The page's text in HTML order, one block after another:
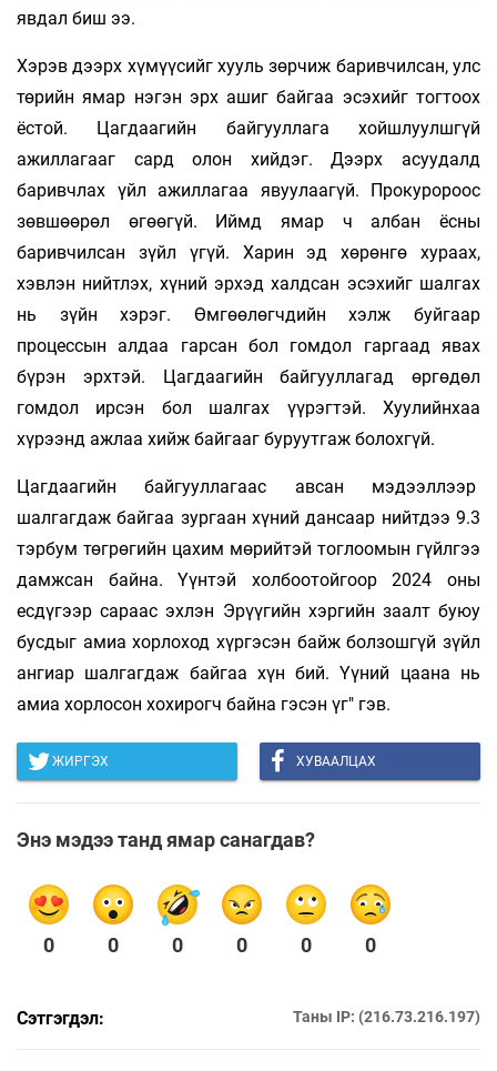
явдал биш ээ.
Хэрэв дээрх хүмүүсийг хууль зөрчиж баривчилсан, улс
төрийн ямар нэгэн эрх ашиг байгаа эсэхийг тогтоох
ёстой. Цагдаагийн байгууллага хойшлуулшгүй
ажиллагааг сард олон хийдэг. Дээрх асуудалд
баривчлах үйл ажиллагаа явуулаагүй. Прокуророос
зөвшөөрөл өгөөгүй. Иймд ямар ч албан ёсны
баривчилсан зүйл үгүй. Харин эд хөрөнгө хураах,
хэвлэн нийтлэх, хүний эрхэд халдсан эсэхийг шалгах
нь зүйн хэрэг. Өмгөөлөгчдийн хэлж буйгаар
процессын алдаа гарсан бол гомдол гаргаад явах
бүрэн эрхтэй. Цагдаагийн байгууллагад өргөдөл
гомдол ирсэн бол шалгах үүрэгтэй. Хуулийнхаа
хүрээнд ажлаа хийж байгааг буруутгаж болохгүй.
Цагдаагийн байгууллагаас авсан мэдээллээр
шалгагдаж байгаа зургаан хүний дансаар нийтдээ 9.3
тэрбум төгрөгийн цахим мөрийтэй тоглоомын гүйлгээ
дамжсан байна. Үүнтэй холбоотойгоор 2024 оны
есдүгээр сараас эхлэн Эрүүгийн хэргийн заалт буюу
бусдыг амиа хорлоход хүргэсэн байж болзошгүй зүйл
ангиар шалгагдаж байгаа хүн бий. Үүний цаана нь
амиа хорлосон хохирогч байна гэсэн үг" гэв.
ЖИРГЭХ ХУВААЛЦАХ
Энэ мэдээ танд ямар санагдав?
0 0 0 0 0 0
Сэтгэгдэл: Таны IP: (216.73.216.197)